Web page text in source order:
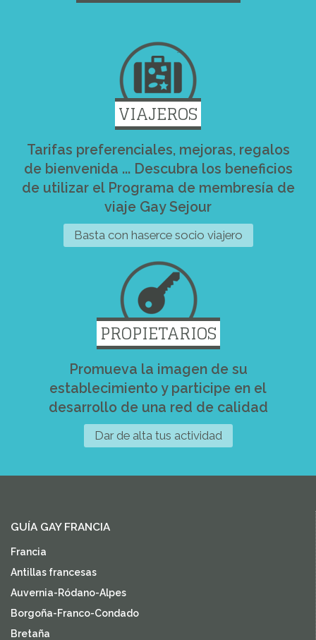
VIAJEROS
Tarifas preferenciales, mejoras, regalos
de bienvenida ... Descubra los beneficios
de utilizar el Programa de membresía de
viaje Gay Sejour
Basta con haserce socio viajero
PROPIETARIOS
Promueva la imagen de su
establecimiento y participe en el
desarrollo de una red de calidad
Dar de alta tus actividad
GUÍA GAY FRANCIA
Francia
Antillas francesas
Auvernia-Ródano-Alpes
Borgoña-Franco-Condado
Bretaña